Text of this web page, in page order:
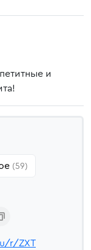
и
(59)
r/ZXT